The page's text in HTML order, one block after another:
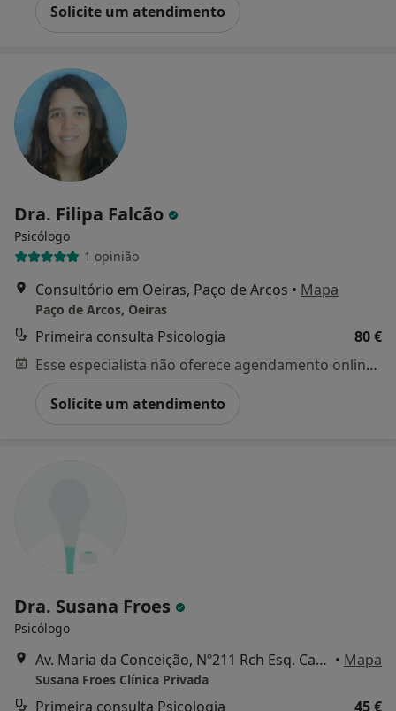
Solicite um atendimento
Dra. Filipa Falcão
Psicólogo
1 opinião
Consultório em Oeiras, Paço de Arcos • Mapa
Paço de Arcos, Oeiras
Primeira consulta Psicologia
80 €
Esse especialista não oferece agendamento online para esse endereço.
Solicite um atendimento
Dra. Susana Froes
Psicólogo
Av. Maria da Conceição, Nº211 Rch Esq. Carcavelos, Carcavelos • Mapa
Susana Froes Clínica Privada
Primeira consulta Psicologia 45 €